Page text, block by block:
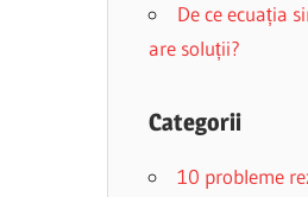
De ce ecuația
are soluții?
Categorii
10 probleme